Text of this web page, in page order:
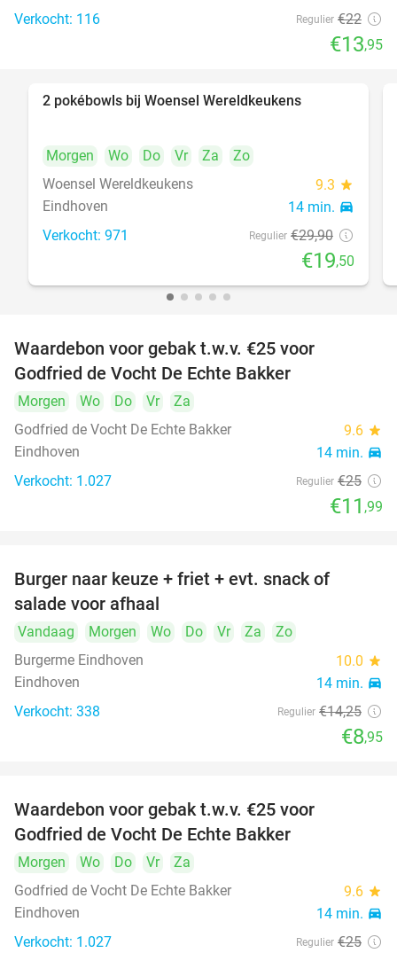
Verkocht: 116 Regulier €22
€13,95
2 pokébowls bij Woensel Wereldkeukens
Morgen Wo Do Vr Za
Zo
Woensel Wereldkeukens
9.3 star
Eindhoven 14 min. directions_car
Verkocht: 971 Regulier €29,90
€19,50
Waardebon voor gebak t.w.v. €25 voor
Godfried de Vocht De Echte Bakker
Morgen Wo Do Vr
Za
Godfried de Vocht De Echte Bakker
9.6 star
Eindhoven 14 min. directions_car
Verkocht: 1.027 Regulier €25
€11 ,99
Burger naar keuze + friet + evt. snack of
salade voor afhaal
Vandaag Morgen Wo Do Vr Za
Zo
Burgerme Eindhoven
10.0 star
Eindhoven 14 min. directions_car
Verkocht: 338 Regulier €14,25
€8,95
Waardebon voor gebak t.w.v. €25 voor
Godfried de Vocht De Echte Bakker
Morgen Wo Do Vr
Za
Godfried de Vocht De Echte Bakker
9.6 star
Eindhoven 14 min. directions_car
Verkocht: 1.027 Regulier €25